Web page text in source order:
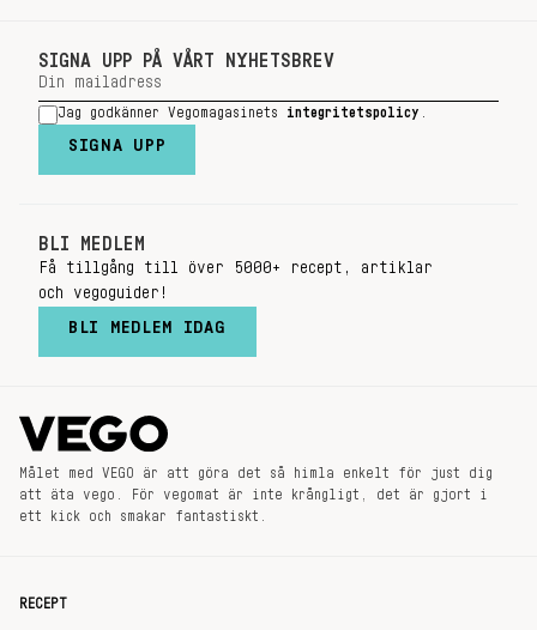
SIGNA UPP PÅ VÅRT NYHETSBREV
Jag godkänner Vegomagasinets integritetspolicy
SIGNA UPP
BLI MEDLEM
Få tillgång till över 5000+ recept, artiklar
och vegoguider!
BLI MEDLEM IDAG
Målet med VEGO är att göra det så himla enkelt för just dig
att äta vego. För vegomat är inte krångligt, det är gjort i
ett kick och smakar fantastiskt.
RECEPT